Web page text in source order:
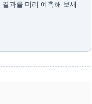
과를 미리 예측해 보세